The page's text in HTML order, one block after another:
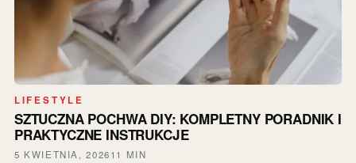
LIFESTYLE
SZTUCZNA POCHWA DIY: KOMPLETNY PORADNIK I
PRAKTYCZNE INSTRUKCJE
5 KWIETNIA, 202611 MIN